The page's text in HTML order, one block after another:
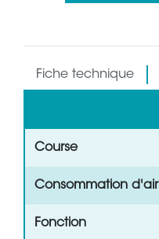
Fiche technique
Course
Consommation d'air
Fonction